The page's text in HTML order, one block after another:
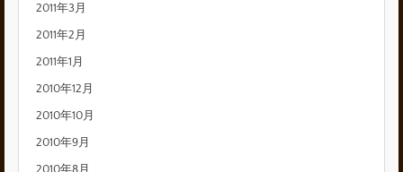
2011年3月
2011年2月
2011年1月
2010年12月
2010年10月
2010年9月
2010年8月